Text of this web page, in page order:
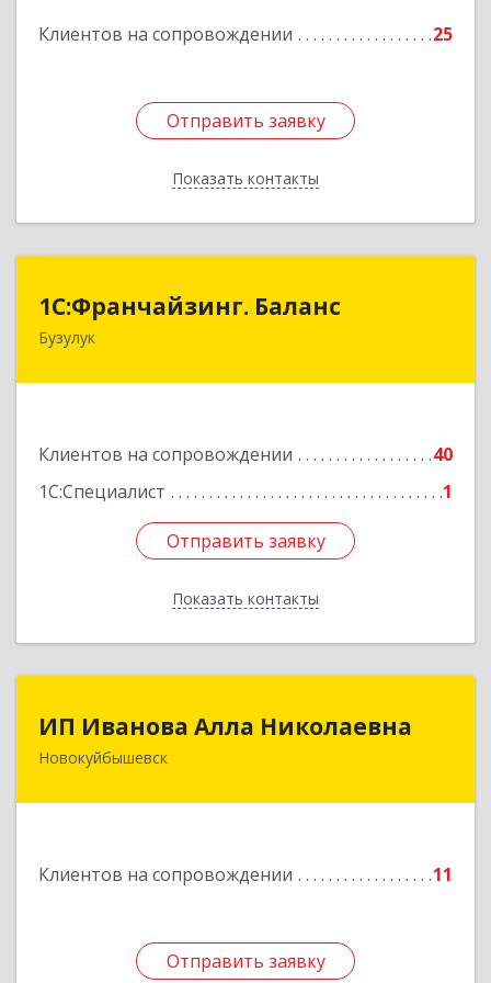
Клиентов на сопровождении 25
Отправить заявку
Показать контакты
Подробнее
Отправить заявку
Назад
1С:Франчайзинг. Баланс
Бузулук
Клиентов на сопровождении
40
1С:Специалист
1
Отправить заявку
Показать контакты
1С:Франчайзинг. Баланс
461040, Оренбургская обл, Бузулукский р-н,
Отправить заявку
Назад
ИП Иванова Алла Николаевна
Новокуйбышевск
Клиентов на сопровождении 11
Отправить заявку
Отправить заявку